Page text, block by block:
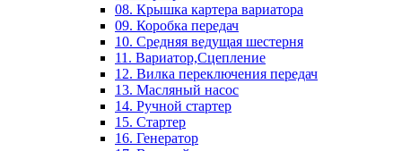
08. Крышка картера вариатора
09. Коробка передач
10. Средняя ведущая шестерня
11. Вариатор,Сцепление
12. Вилка переключения передач
13. Масляный насос
14. Ручной стартер
15. Стартер
16. Генератор